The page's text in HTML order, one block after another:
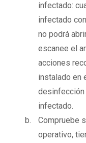
infectado:
infectado
no podrá
escanee el
acciones
instalado en
desinfección
infectado.
Compruebe
operativo,